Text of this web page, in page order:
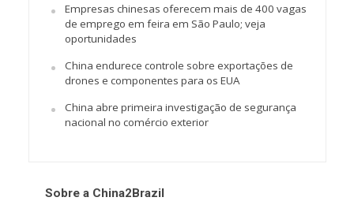
Empresas chinesas oferecem mais de 400 vagas
de emprego em feira em São Paulo; veja
oportunidades
China endurece controle sobre exportações de
drones e componentes para os EUA
China abre primeira investigação de segurança
nacional no comércio exterior
Sobre a China2Brazil